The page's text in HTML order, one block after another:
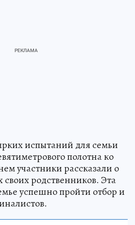
испытаний для семьи
полотна ко
участники рассказали о
своих родственников. Эта
успешно пройти отбор и